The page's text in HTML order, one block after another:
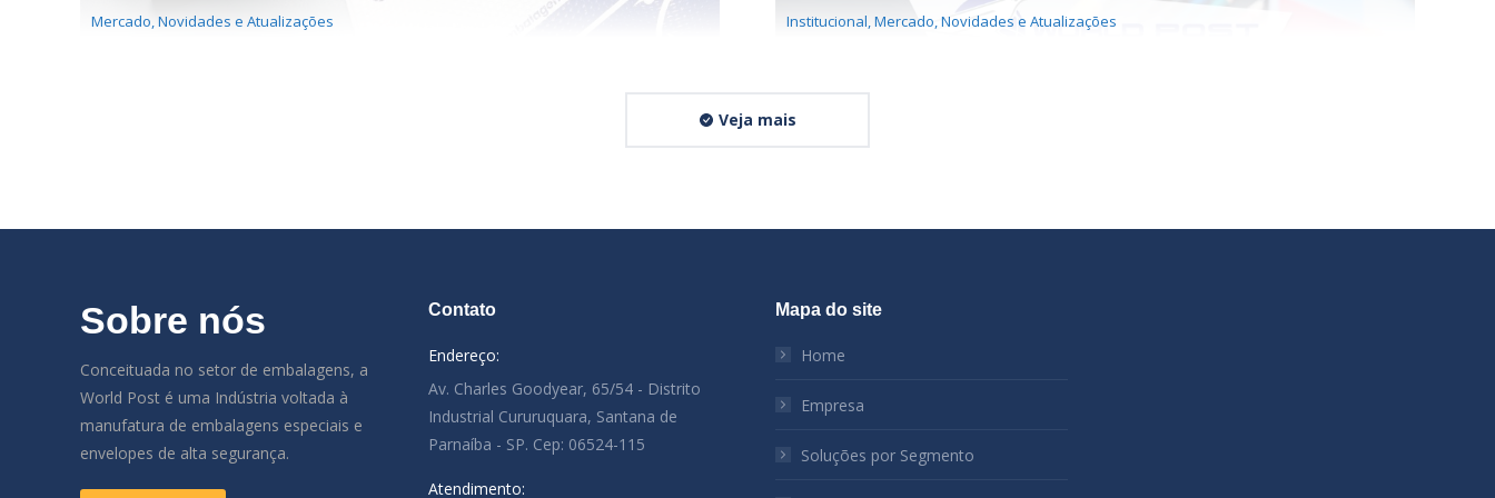
Mercado Novidades e Atualizações Institucional Mercado Novidades e Atualizações
Veja mais
Sobre nós
Conceituada no setor de embalagens, a
World Post é uma Indústria voltada à
manufatura de embalagens especiais e
envelopes de alta segurança.
Contato
Endereço:
Av. Charles Goodyear, 65/54 - Distrito
Industrial Cururuquara, Santana de
Parnaíba - SP. Cep: 06524-115
Atendimento:
Mapa do site
Home
Empresa
Soluções por Segmento